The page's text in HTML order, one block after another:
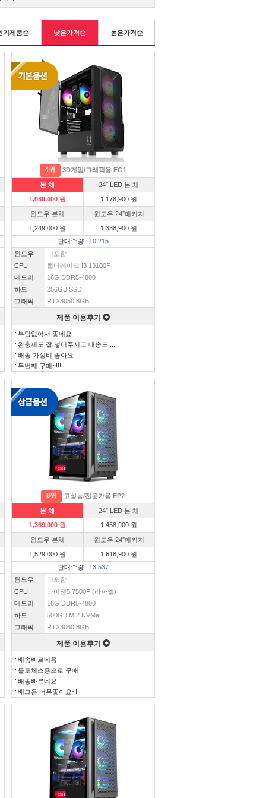
기제품순 낮은가격순 높은가격순
4위 3D게임/그래픽용 EG1
본 체
24″ LED 본 체
1,089,000 원
1,178,900 원
윈도우 본체
윈도우 24″패키지
1,249,000 원
1,338,900 원
판매수량 : 10,215
윈도우
미포함
CPU
랩터레이크 I3 13100F
메모리
16G DDR5-4800
하드
256GB SSD
그래픽
RTX3050 8GB
제품 이용후기
부담없어서 좋네요
완충제도 잘 넣어주시고 배송도 ...
배송 가성비 좋아요
두번째 구매~!!!
8위 고성능/전문가용 EP2
본 체
24″ LED 본 체
1,369,000 원
1,458,900 원
윈도우 본체
윈도우 24″패키지
1,529,000 원
1,618,900 원
판매수량 : 13,537
윈도우
미포함
CPU
라이젠5 7500F (라파엘)
메모리
16G DDR5-4800
하드
500GB M.2 NVMe
그래픽
RTX3060 8GB
제품 이용후기
배송빠르네용
롤토체스용으로 구매
배송빠르네요
배그용 너무좋아요~!